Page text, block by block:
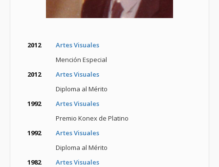
2012
Artes Visuales
Mención Especial
2012
Artes Visuales
Diploma al Mérito
1992
Artes Visuales
Premio Konex de Platino
1992
Artes Visuales
Diploma al Mérito
1982
Artes Visuales